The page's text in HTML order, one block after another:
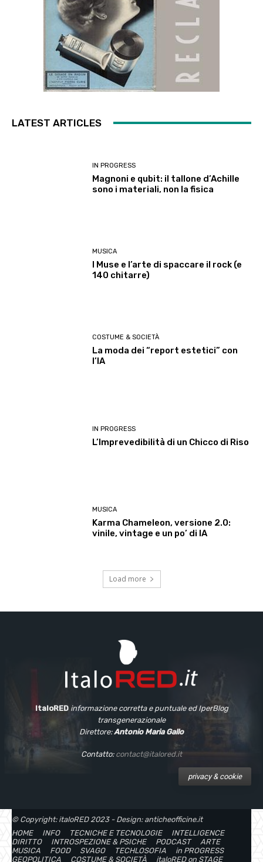
LATEST ARTICLES
IN PROGRESS
Magnoni e qubit: il tallone d’Achille
sono i materiali, non la fisica
MUSICA
I Muse e l’arte di spaccare il rock (e
140 chitarre)
COSTUME & SOCIETÀ
La moda dei “report estetici” con
l’IA
IN PROGRESS
L’Imprevedibilità di un Chicco di Riso
MUSICA
Karma Chameleon, versione 2.0:
vinile, vintage e un po’ di IA
Load more
ItaloRED informazione corretta e puntuale ed IperBlog
transgenerazionale
Direttore:Antonio Maria Gallo
Contatto: contact@italored.it
privacy & cookie
© Copyright: italoRED 2023 - Design: anticheofficine.it
HOME
INFO TECNICHE E TECNOLOGIE
INTELLIGENCE
DIRITTO
INTROSPEZIONE & PSICHE PODCAST
ARTE
MUSICA
FOOD SVAGO TECHLOSOFIA
in PROGRESS
GEOPOLITICA
COSTUME & SOCIETÀ italoRED on STAGE